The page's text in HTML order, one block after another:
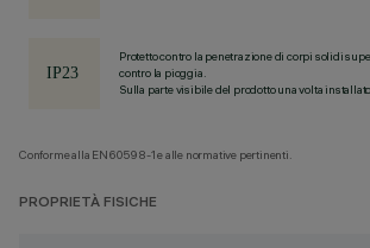
Protetto contro la penetrazione di corpi solidi
contro la pioggia.
Sulla parte visibile del prodotto una volta installato
Conforme alla EN60598-1 e alle normative pertinenti.
PROPRIETÀ FISICHE